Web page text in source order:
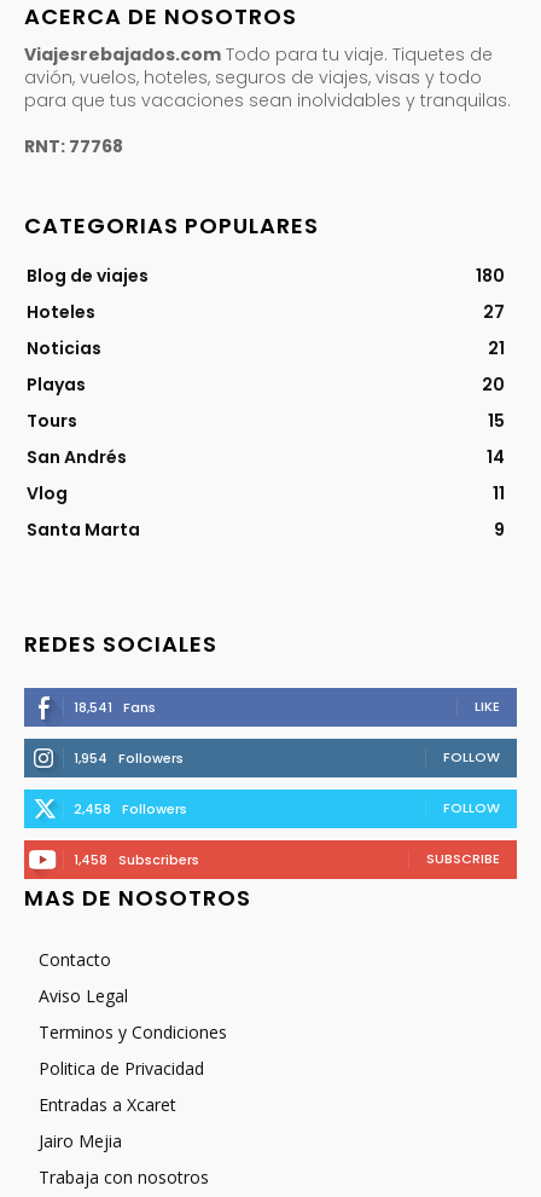
ACERCA DE NOSOTROS
Viajesrebajados.com Todo para tu viaje. Tiquetes de
avión, vuelos, hoteles, seguros de viajes, visas y todo
para que tus vacaciones sean inolvidables y tranquilas.
RNT: 77768
CATEGORIAS POPULARES
Blog de viajes
180
Hoteles
27
Noticias
21
Playas
20
Tours
15
San Andrés
14
Vlog
11
Santa Marta
9
REDES SOCIALES
18,541 Fans LIKE
1,954 Followers FOLLOW
2,458 Followers FOLLOW
1,458 Subscribers SUBSCRIBE
MAS DE NOSOTROS
Contacto
Aviso Legal
Terminos y Condiciones
Politica de Privacidad
Entradas a Xcaret
Jairo Mejia
Trabaja con nosotros